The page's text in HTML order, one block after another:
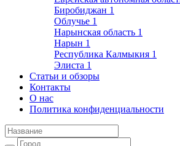
Биробиджан 1
Облучье 1
Нарынская область 1
Нарын 1
Республика Калмыкия 1
Элиста 1
Статьи и обзоры
Контакты
О нас
Политика конфиденциальности